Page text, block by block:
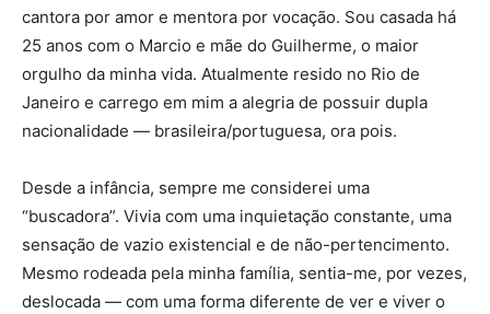
cantora por amor e mentora por vocação. Sou casada há
25 anos com o Marcio e mãe do Guilherme, o maior
orgulho da minha vida. Atualmente resido no Rio de
Janeiro e carrego em mim a alegria de possuir dupla
nacionalidade — brasileira/portuguesa, ora pois.
Desde a infância, sempre me considerei uma
“buscadora”. Vivia com uma inquietação constante, uma
sensação de vazio existencial e de não-pertencimento.
Mesmo rodeada pela minha família, sentia-me, por vezes,
deslocada — com uma forma diferente de ver e viver o